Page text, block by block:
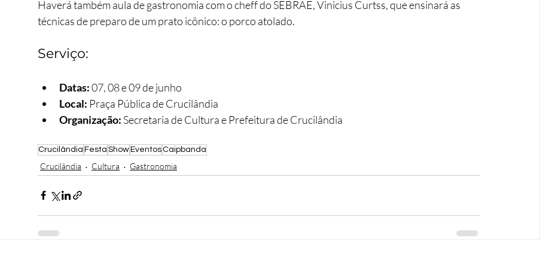
Haverá também aula de gastronomia com o cheff do SEBRAE, Vinicius Curtss, que ensinará as
técnicas de preparo de um prato icônico: o porco atolado.
Serviço:
Datas: 07, 08 e 09 de junho
Local: Praça Pública de Crucilândia
Organização: Secretaria de Cultura e Prefeitura de Crucilândia
Crucilândia Festa Show Eventos Caipbanda
Crucilândia Cultura Gastronomia